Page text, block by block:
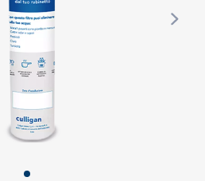
entre imagens do produto ou